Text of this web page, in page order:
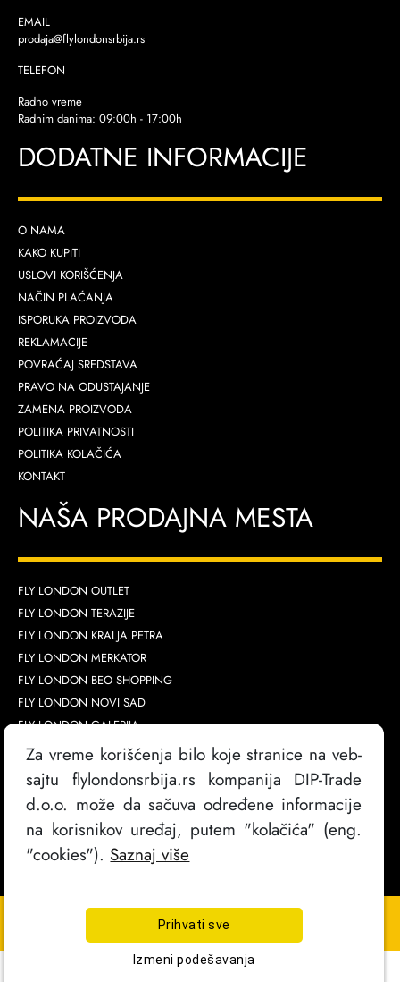
EMAIL
prodaja@flylondonsrbija.rs
TELEFON
Radno vreme
Radnim danima: 09:00h - 17:00h
DODATNE INFORMACIJE
O NAMA
KAKO KUPITI
USLOVI KORIŠĆENJA
NAČIN PLAĆANJA
ISPORUKA PROIZVODA
REKLAMACIJE
POVRAĆAJ SREDSTAVA
PRAVO NA ODUSTAJANJE
ZAMENA PROIZVODA
POLITIKA PRIVATNOSTI
POLITIKA KOLAČIĆA
KONTAKT
NAŠA PRODAJNA MESTA
FLY LONDON OUTLET
FLY LONDON TERAZIJE
FLY LONDON KRALJA PETRA
FLY LONDON MERKATOR
FLY LONDON BEO SHOPPING
FLY LONDON NOVI SAD
FLY LONDON GALERIJA
FLY LONDON AVA
Copyright @ . FlyLondon Srbija | Sva prava zadržana
Izrada sajta
Za vreme korišćenja bilo koje stranice na veb-
sajtu flylondonsrbija.rs kompanija DIP-Trade
d.o.o. može da sačuva određene informacije
na korisnikov uređaj, putem "kolačića" (eng.
"cookies"). Saznaj više
Prihvati sve
Izmeni podešavanja